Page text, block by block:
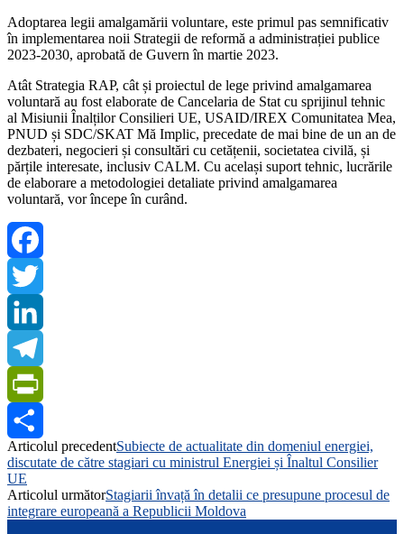
Adoptarea legii amalgamării voluntare, este primul pas semnificativ
în implementarea noii Strategii de reformă a administrației publice
2023-2030, aprobată de Guvern în martie 2023.
Atât Strategia RAP, cât și proiectul de lege privind amalgamarea
voluntară au fost elaborate de Cancelaria de Stat cu sprijinul tehnic
al Misiunii Înalților Consilieri UE, USAID/IREX Comunitatea Mea,
PNUD și SDC/SKAT Mă Implic, precedate de mai bine de un an de
dezbateri, negocieri și consultări cu cetățenii, societatea civilă, și
părțile interesate, inclusiv CALM. Cu același suport tehnic, lucrările
de elaborare a metodologiei detaliate privind amalgamarea
voluntară, vor începe în curând.
Facebook
Twitter
LinkedIn
Telegram
PrintFriendly
Share
Articolul precedentSubiecte de actualitate din domeniul energiei,
discutate de către stagiari cu ministrul Energiei și Înaltul Consilier
UE
Articolul următorStagiarii învață în detalii ce presupune procesul de
integrare europeană a Republicii Moldova